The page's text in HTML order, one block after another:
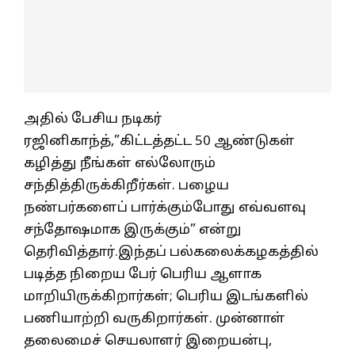
அதில் பேசிய நடிகர்
ரஜினிகாந்த்,”கிட்டத்தட்ட 50 ஆண்டுகள்
கழித்து நீங்கள் எல்லோரும்
சந்தித்திருக்கிறீர்கள். பழைய
நண்பர்களைப் பார்க்கும்போது எவ்வளவு
சந்தோஷமாக இருக்கும்” என்று
தெரிவித்தார்.இந்தப் பல்கலைக்கழகத்தில்
படித்த நிறைய பேர் பெரிய ஆளாக
மாறியிருக்கிறார்கள்; பெரிய இடங்களில்
பணியாற்றி வருகிறார்கள். முன்னாள்
தலைமைச் செயலாளர் இறையன்பு,